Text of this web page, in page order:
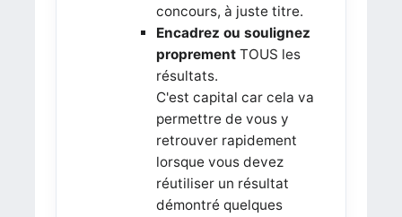
concours, à juste titre.
Encadrez ou soulignez
proprementTOUS les
résultats.
C'est capital car cela va
permettre de vous y
retrouver rapidement
lorsque vous devez
réutiliser un résultat
démontré quelques